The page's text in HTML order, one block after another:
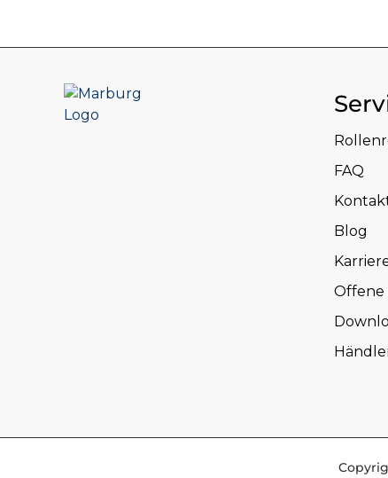
FAQ
Blog
Offene